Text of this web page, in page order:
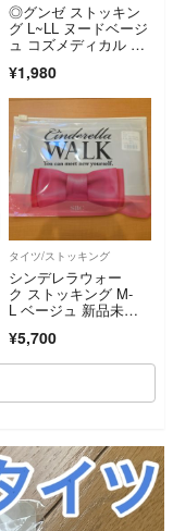
◎グンゼ ストッキン
グ L~LL ヌードベージ
ュ コズメディカル 4
¥1,980
タイツ/ストッキング
シンデレラウォー
ク ストッキング M-
L ベージュ 新品未開
¥5,700